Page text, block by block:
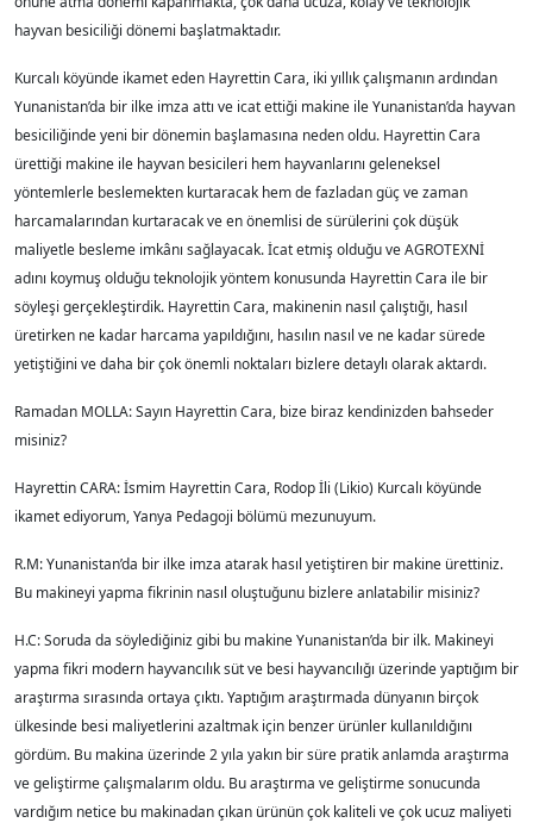
hayvan besiciliği dönemi başlatmaktadır.
Kurcalı köyünde ikamet eden Hayrettin Cara, iki yıllık çalışmanın ardından
Yunanistan’da bir ilke imza attı ve icat ettiği makine ile Yunanistan’da hayvan
besiciliğinde yeni bir dönemin başlamasına neden oldu. Hayrettin Cara
ürettiği makine ile hayvan besicileri hem hayvanlarını geleneksel
yöntemlerle beslemekten kurtaracak hem de fazladan güç ve zaman
harcamalarından kurtaracak ve en önemlisi de sürülerini çok düşük
maliyetle besleme imkânı sağlayacak. İcat etmiş olduğu ve AGROTEXNİ
adını koymuş olduğu teknolojik yöntem konusunda Hayrettin Cara ile bir
söyleşi gerçekleştirdik. Hayrettin Cara, makinenin nasıl çalıştığı, hasıl
üretirken ne kadar harcama yapıldığını, hasılın nasıl ve ne kadar sürede
yetiştiğini ve daha bir çok önemli noktaları bizlere detaylı olarak aktardı.
Ramadan MOLLA: Sayın Hayrettin Cara, bize biraz kendinizden bahseder
misiniz?
Hayrettin CARA: İsmim Hayrettin Cara, Rodop İli (Likio) Kurcalı köyünde
ikamet ediyorum, Yanya Pedagoji bölümü mezunuyum.
R.M: Yunanistan’da bir ilke imza atarak hasıl yetiştiren bir makine ürettiniz.
Bu makineyi yapma fikrinin nasıl oluştuğunu bizlere anlatabilir misiniz?
H.C: Soruda da söylediğiniz gibi bu makine Yunanistan’da bir ilk. Makineyi
yapma fikri modern hayvancılık süt ve besi hayvancılığı üzerinde yaptığım bir
araştırma sırasında ortaya çıktı. Yaptığım araştırmada dünyanın birçok
ülkesinde besi maliyetlerini azaltmak için benzer ürünler kullanıldığını
gördüm. Bu makina üzerinde 2 yıla yakın bir süre pratik anlamda araştırma
ve geliştirme çalışmalarım oldu. Bu araştırma ve geliştirme sonucunda
vardığım netice bu makinadan çıkan ürünün çok kaliteli ve çok ucuz maliyeti